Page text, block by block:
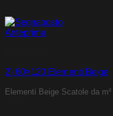
Anteprima
2) 60×120 Elementi Beige
Elementi Beige Scatole da